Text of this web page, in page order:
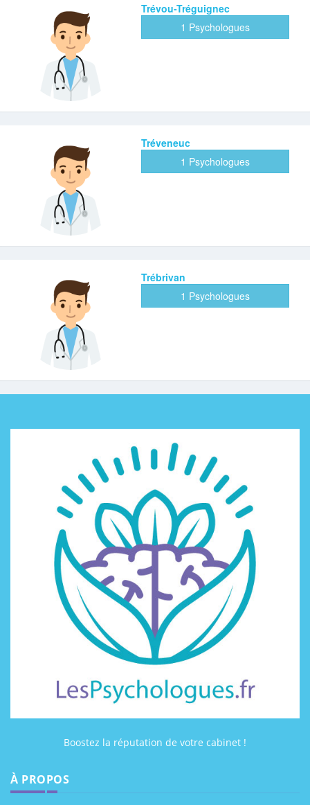
Trévou-Tréguignec
1 Psychologues
Tréveneuc
1 Psychologues
Trébrivan
1 Psychologues
Boostez la réputation de votre cabinet !
À PROPOS